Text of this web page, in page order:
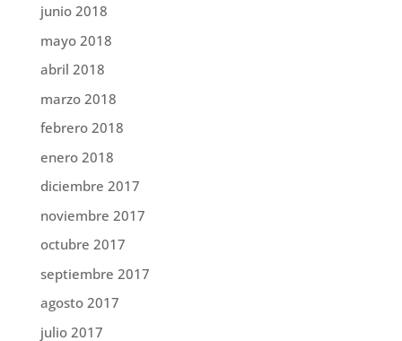
junio 2018
mayo 2018
abril 2018
marzo 2018
febrero 2018
enero 2018
diciembre 2017
noviembre 2017
octubre 2017
septiembre 2017
agosto 2017
julio 2017